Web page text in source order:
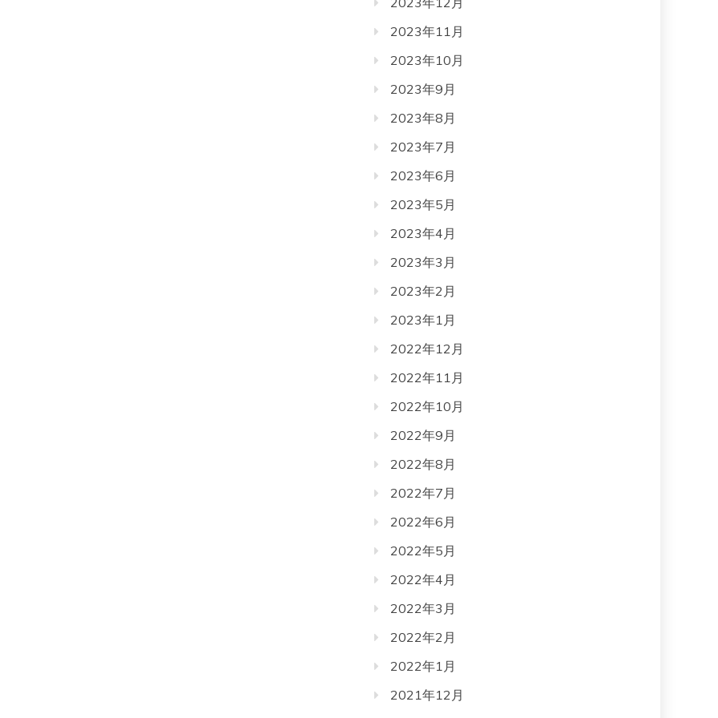
2023年11月
2023年10月
2023年9月
2023年8月
2023年7月
2023年6月
2023年5月
2023年4月
2023年3月
2023年2月
2023年1月
2022年12月
2022年11月
2022年10月
2022年9月
2022年8月
2022年7月
2022年6月
2022年5月
2022年4月
2022年3月
2022年2月
2022年1月
2021年12月